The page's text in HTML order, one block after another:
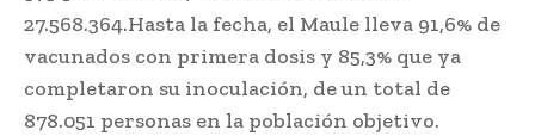
27.568.364.Hasta la fecha, el Maule lleva 91,6% de
vacunados con primera dosis y 85,3% que ya
completaron su inoculación, de un total de
878.051 personas en la población objetivo.